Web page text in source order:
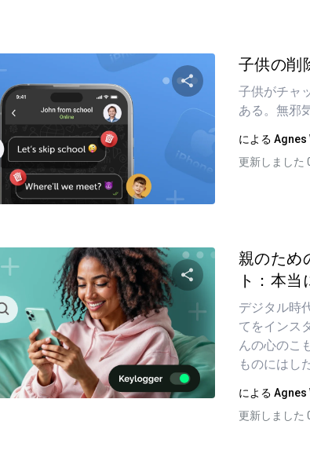
この記事を共有
子供の削
子供がチャ
ある。無邪
による Agnes
更新しました
この記事を共有
ツイッター
親のため
ト：本
デジタル時
てをインス
んの心のこ
ものにはし
による Agnes
更新しました